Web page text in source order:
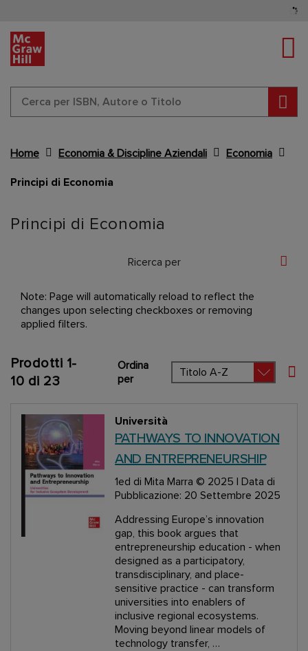
Home Economia & Discipline Aziendali Economia
Principi di Economia
Content Area
Principi di Economia
Prodotti 1-
10 di 23
Ordina
per
Università
PATHWAYS TO INNOVATION
AND ENTREPRENEURSHIP
1ed di Mita Marra © 2025 | Data di
Pubblicazione: 20 Settembre 2025
Addressing Europe’s innovation
gap, this book argues that
entrepreneurship education - when
designed as a participatory,
transdisciplinary, and place-
sensitive practice - can transform
universities into enablers of
inclusive regional ecosystems.
Moving beyond linear models of
technology transfer, …
Ricerca per
Note: Page will automatically reload to reflect the
changes upon selecting checkboxes or removing
applied filters.